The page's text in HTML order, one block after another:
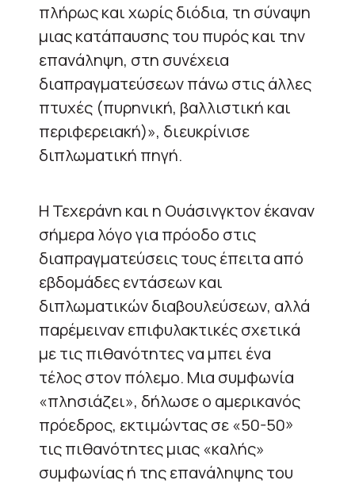
πλήρως και χωρίς διόδια, τη σύναψη
μιας κατάπαυσης του πυρός και την
επανάληψη, στη συνέχεια
διαπραγματεύσεων πάνω στις άλλες
πτυχές (πυρηνική, βαλλιστική και
περιφερειακή)», διευκρίνισε
διπλωματική πηγή.
Η Τεχεράνη και η Ουάσινγκτον έκαναν
σήμερα λόγο για πρόοδο στις
διαπραγματεύσεις τους έπειτα από
εβδομάδες εντάσεων και
διπλωματικών διαβουλεύσεων, αλλά
παρέμειναν επιφυλακτικές σχετικά
με τις πιθανότητες να μπει ένα
τέλος στον πόλεμο. Μια συμφωνία
«πλησιάζει», δήλωσε ο αμερικανός
πρόεδρος, εκτιμώντας σε «50-50»
τις πιθανότητες μιας «καλής»
συμφωνίας ή της επανάληψης του